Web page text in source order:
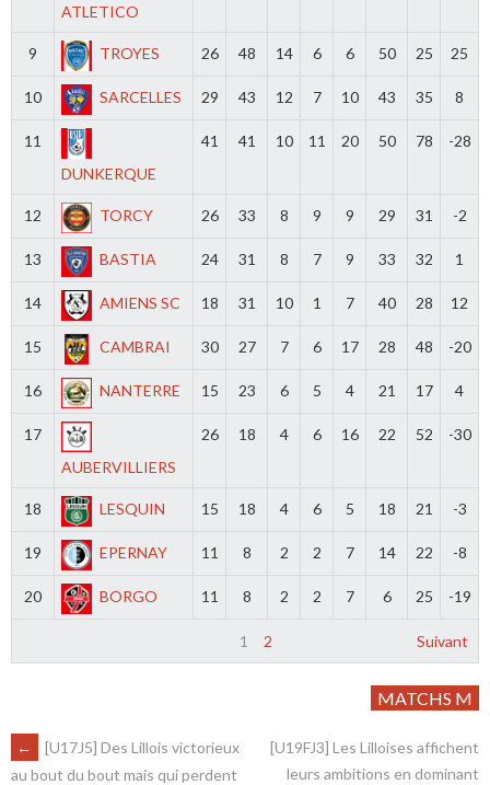
ATLETICO
9 TROYES 26 48 14 6 6 50 25 25
10 SARCELLES 29 43 12 7 10 43 35 8
11
DUNKERQUE
41 41 10 11 20 50 78 -28
12 TORCY 26 33 8 9 9 29 31 -2
13 BASTIA 24 31 8 7 9 33 32 1
14 AMIENS SC 18 31 10 1 7 40 28 12
15 CAMBRAI 30 27 7 6 17 28 48 -20
16 NANTERRE 15 23 6 5 4 21 17 4
17
AUBERVILLIERS
26 18 4 6 16 22 52 -30
18 LESQUIN 15 18 4 6 5 18 21 -3
19 EPERNAY 11 8 2 2 7 14 22 -8
20 BORGO 11 8 2 2 7 6 25 -19
1 2 Suivant
MATCHS M
←
[U17J5] Des Lillois victorieux
au bout du bout mais qui perdent
[U19FJ3] Les Lilloises affichent
leurs ambitions en dominant